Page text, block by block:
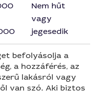
Nem hűt
vagy
jegesedik
befolyásolja a
a hozzáférés, az
lakásról vagy
van szó. Aki biztos